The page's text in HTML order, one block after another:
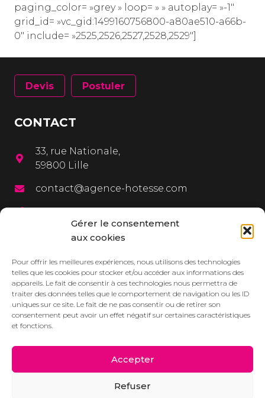
Gérer le consentement
aux cookies
Pour offrir les meilleures expériences, nous utilisons des technologies
telles que les cookies pour stocker et/ou accéder aux informations des
appareils. Le fait de consentir à ces technologies nous permettra de
traiter des données telles que le comportement de navigation ou les ID
uniques sur ce site. Le fait de ne pas consentir ou de retirer son
consentement peut avoir un effet négatif sur certaines caractéristiques
et fonctions.
Accepter
Refuser
paging_color= »grey » loop= » » autoplay= »-1″
grid_id= »vc_gid:1499160756800-a80ae510-a66b-
0″ include= »2525,2526,2527,2528,2529″]
Devis Postuler
CONTACT
33, rue Nationale,
59800 Lille
contact@agence-hotesse.com
03 20 12 72 65
06 67 92 99 72
MENU
L’agence
Services
Dressbook
Réalisations
Contact/Devis